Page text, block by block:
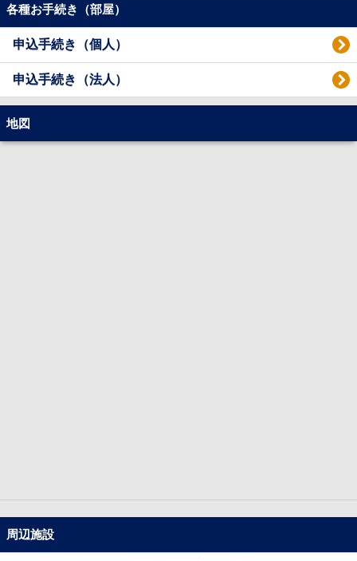
各種お手続き（部屋）
申込手続き（個人）
申込手続き（法人）
地図
周辺施設